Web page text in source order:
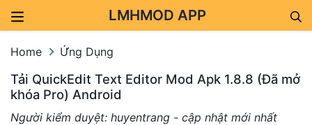
LMHMOD APP
Home Ứng Dụng
Tải QuickEdit Text Editor Mod Apk 1.8.8 (Đã mở
khóa Pro) Android
Người kiểm duyệt: huyentrang - cập nhật mới nhất